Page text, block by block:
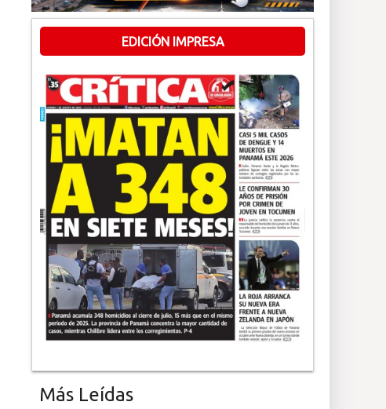
EDICIÓN IMPRESA
Más Leídas